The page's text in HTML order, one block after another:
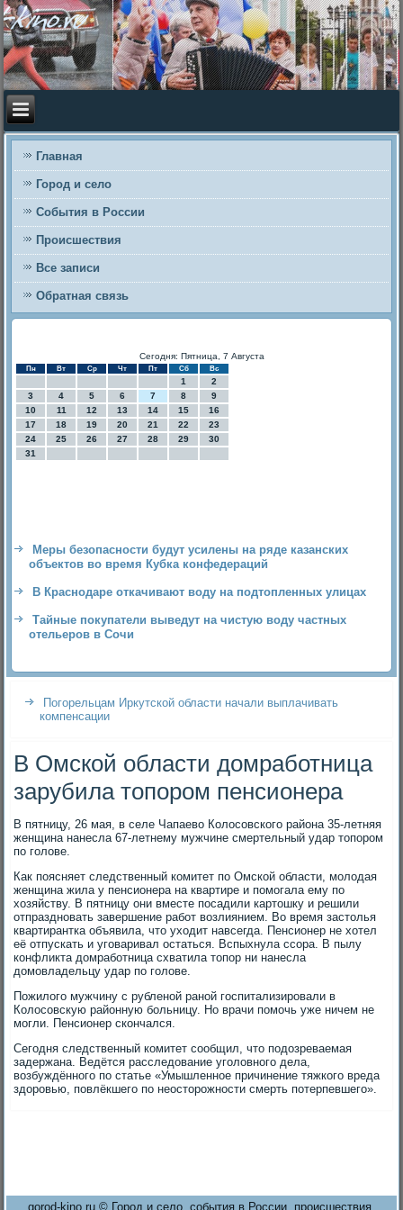
Главная
Город и село
События в России
Происшествия
Все записи
Обратная связь
Сегодня: Пятница, 7 Августа
Пн Вт Ср Чт Пт Сб Вс
1
2
3
4 5 6 7 8
9
10
11 12 13 14 15
16
17
18 19 20 21 22
23
24
25 26 27 28 29
30
31
Меры безопасности будут усилены на ряде казанских
объектов во время Кубка конфедераций
В Краснодаре откачивают воду на подтопленных улицах
Тайные покупатели выведут на чистую воду частных
отельеров в Сочи
Погорельцам Иркутской области начали выплачивать
компенсации
В Омской области домработница
зарубила топором пенсионера
В пятницу, 26 мая, в селе Чапаево Колосовского района 35-летняя
женщина нанесла 67-летнему мужчине смертельный удар топором
по голове.
Как поясняет следственный комитет по Омской области, молодая
женщина жила у пенсионера на квартире и помогала ему по
хозяйству. В пятницу они вместе посадили картошку и решили
отпраздновать завершение работ возлиянием. Во время застолья
квартирантка объявила, что уходит навсегда. Пенсионер не хотел
её отпускать и уговаривал остаться. Вспыхнула ссора. В пылу
конфликта домработница схватила топор ни нанесла
домовладельцу удар по голове.
Пожилого мужчину с рубленой раной госпитализировали в
Колосовскую районную больницу. Но врачи помочь уже ничем не
могли. Пенсионер скончался.
Сегодня следственный комитет сообщил, что подозреваемая
задержана. Ведётся расследование уголовного дела,
возбуждённого по статье «Умышленное причинение тяжкого вреда
здоровью, повлёкшего по неосторожности смерть потерпевшего».
gorod-kino.ru © Город и село, события в России, происшествия.